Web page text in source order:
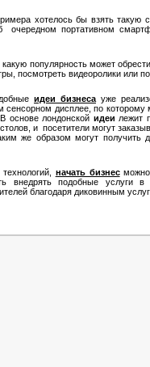
хотелось бы взять такую
очередном портативном
какую популярность может
посмотреть видеоролики или
идеи бизнеса уже
сенсорном дисплее, по
основе лондонской идеи лежит
и посетители могут
же образом могут
начать бизнес
внедрять подобные услуги
благодаря диковинным